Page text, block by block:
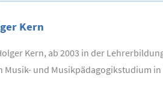
Kern
Kern, ab 2003 in der
Musik- und Musikpädagogikstudium